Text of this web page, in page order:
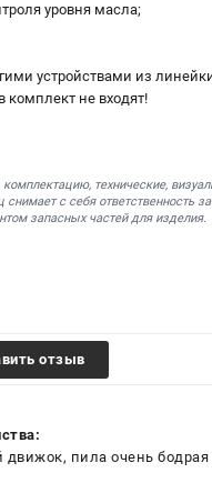
уровня масла;
устройствами из
комплект не входят!
технические,
с себя ответственность
запасных частей для изделия.
отзыв
пила очень бодрая